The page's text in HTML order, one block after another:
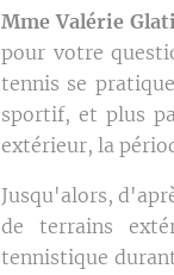
Mme Valérie
pour votre
tennis se
sportif, et plus
extérieur, la
Jusqu'alors,
de terrains
tennistique